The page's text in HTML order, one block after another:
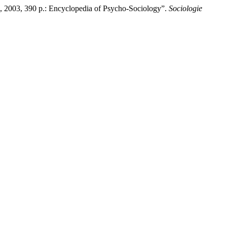
390 p.: Encyclopedia of Psycho-Sociology”. Sociologie